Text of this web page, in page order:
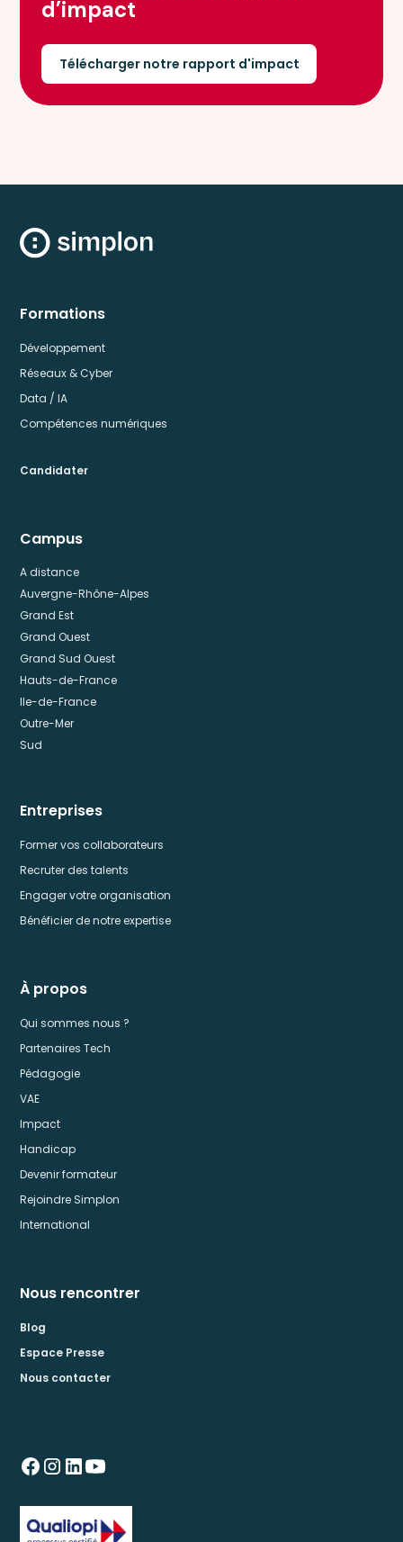
d’impact
Télécharger notre rapport d'impact
Formations
Développement
Réseaux & Cyber
Data / IA
Compétences numériques
Candidater
Campus
A distance
Auvergne-Rhône-Alpes
Grand Est
Grand Ouest
Grand Sud Ouest
Hauts-de-France
Ile-de-France
Outre-Mer
Sud
Entreprises
Former vos collaborateurs
Recruter des talents
Engager votre organisation
Bénéficier de notre expertise
À propos
Qui sommes nous ?
Partenaires Tech
Pédagogie
VAE
Impact
Handicap
Devenir formateur
Rejoindre Simplon
International
Nous rencontrer
Blog
Espace Presse
Nous contacter